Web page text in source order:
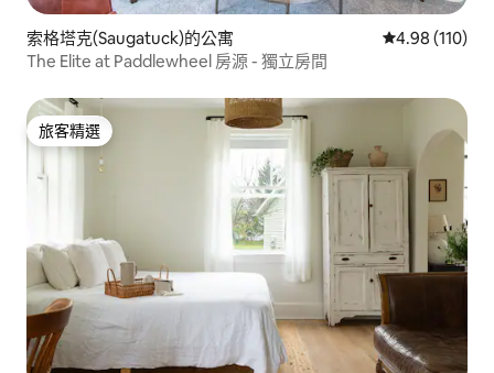
索格塔克(Saugatuck)的公寓 從 110 則評價
4.98 (110)
The Elite at Paddlewheel 房源 - 獨立房間
旅客精選
旅客精選